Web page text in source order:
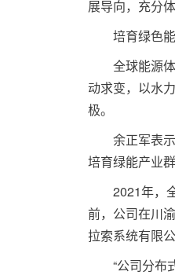
展导向，充分
培育绿色能
全球能源体
动求变，以水
极。
余正军表示
培育绿能产业
2021年，全
前，公司在川
拉索系统有限
“公司分布式